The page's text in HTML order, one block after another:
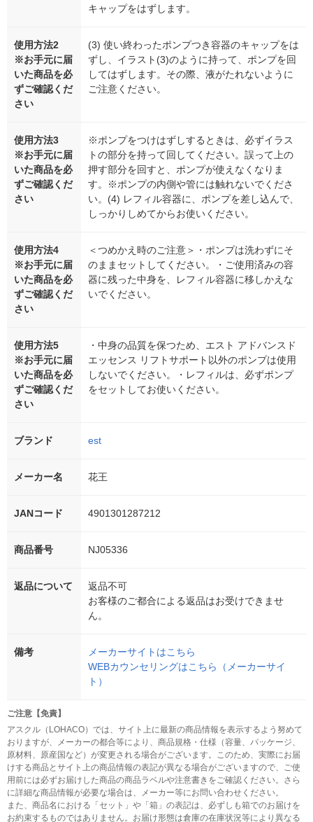
キャップをはずします。
使用方法2
※お手元に届
いた商品を必
ずご確認くだ
さい
(3) 使い終わったポンプつき容器のキャップをは
ずし、イラスト(3)のように持って、ポンプを回
してはずします。その際、液がたれないように
ご注意ください。
使用方法3
※お手元に届
いた商品を必
ずご確認くだ
さい
※ポンプをつけはずしするときは、必ずイラス
トの部分を持って回してください。誤って上の
押す部分を回すと、ポンプが使えなくなりま
す。※ポンプの内側や管には触れないでくださ
い。(4) レフィル容器に、ポンプを差し込んで、
しっかりしめてからお使いください。
使用方法4
※お手元に届
いた商品を必
ずご確認くだ
さい
＜つめかえ時のご注意＞・ポンプは洗わずにそ
のままセットしてください。・ご使用済みの容
器に残った中身を、レフィル容器に移しかえな
いでください。
使用方法5
※お手元に届
いた商品を必
ずご確認くだ
さい
・中身の品質を保つため、エスト アドバンスド
エッセンス リフトサポート以外のポンプは使用
しないでください。・レフィルは、必ずポンプ
をセットしてお使いください。
ブランド est
メーカー名 花王
JANコード 4901301287212
商品番号 NJ05336
返品について
返品不可
お客様のご都合による返品はお受けできませ
ん。
備考
メーカーサイトはこちら
WEBカウンセリングはこちら（メーカーサイ
ト）
ご注意【免責】
アスクル（LOHACO）では、サイト上に最新の商品情報を表示するよう努めて
おりますが、メーカーの都合等により、商品規格・仕様（容量、パッケージ、
原材料、原産国など）が変更される場合がございます。このため、実際にお届
けする商品とサイト上の商品情報の表記が異なる場合がございますので、ご使
用前には必ずお届けした商品の商品ラベルや注意書きをご確認ください。さら
に詳細な商品情報が必要な場合は、メーカー等にお問い合わせください。
また、商品名における「セット」や「箱」の表記は、必ずしも箱でのお届けを
お約束するものではありません。お届け形態は倉庫の在庫状況等により異なる